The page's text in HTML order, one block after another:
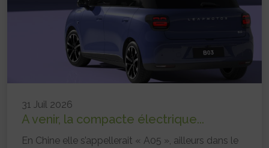
31 Juil 2026
A venir, la compacte électrique...
En Chine elle s’appellerait « A05 », ailleurs dans le